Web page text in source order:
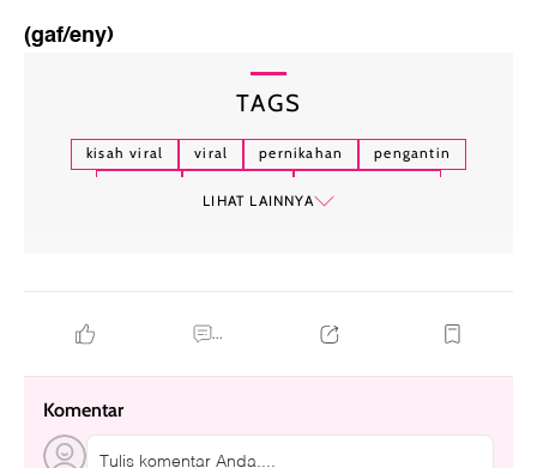
(gaf/eny)
TAGS
kisah viral viral pernikahan
pengantin
LIHAT LAINNYA
...
Komentar
Tulis komentar Anda....